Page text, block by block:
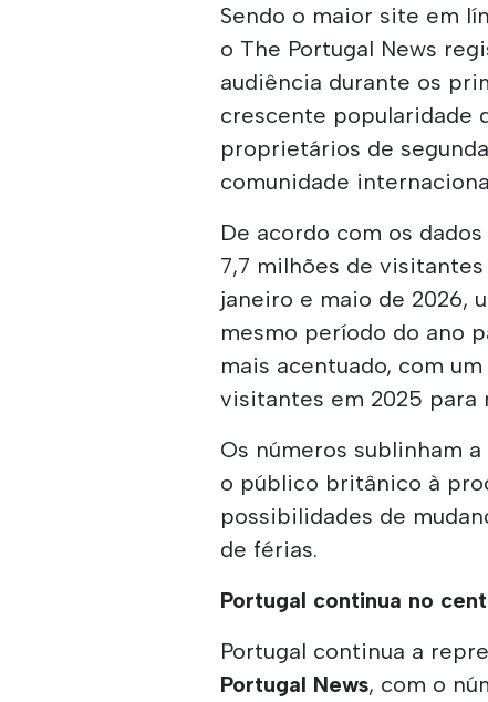
Sendo o maior site em
o The Portugal News
audiência durante os
crescente popularidade
proprietários de
comunidade
De acordo com os dados
7,7 milhões de
janeiro e maio de 2026,
mesmo período do ano
mais acentuado, com
visitantes em 2025 para
Os números sublinham
o público britânico à
possibilidades de
de férias.
Portugal continua no
Portugal continua a
Portugal News, com o